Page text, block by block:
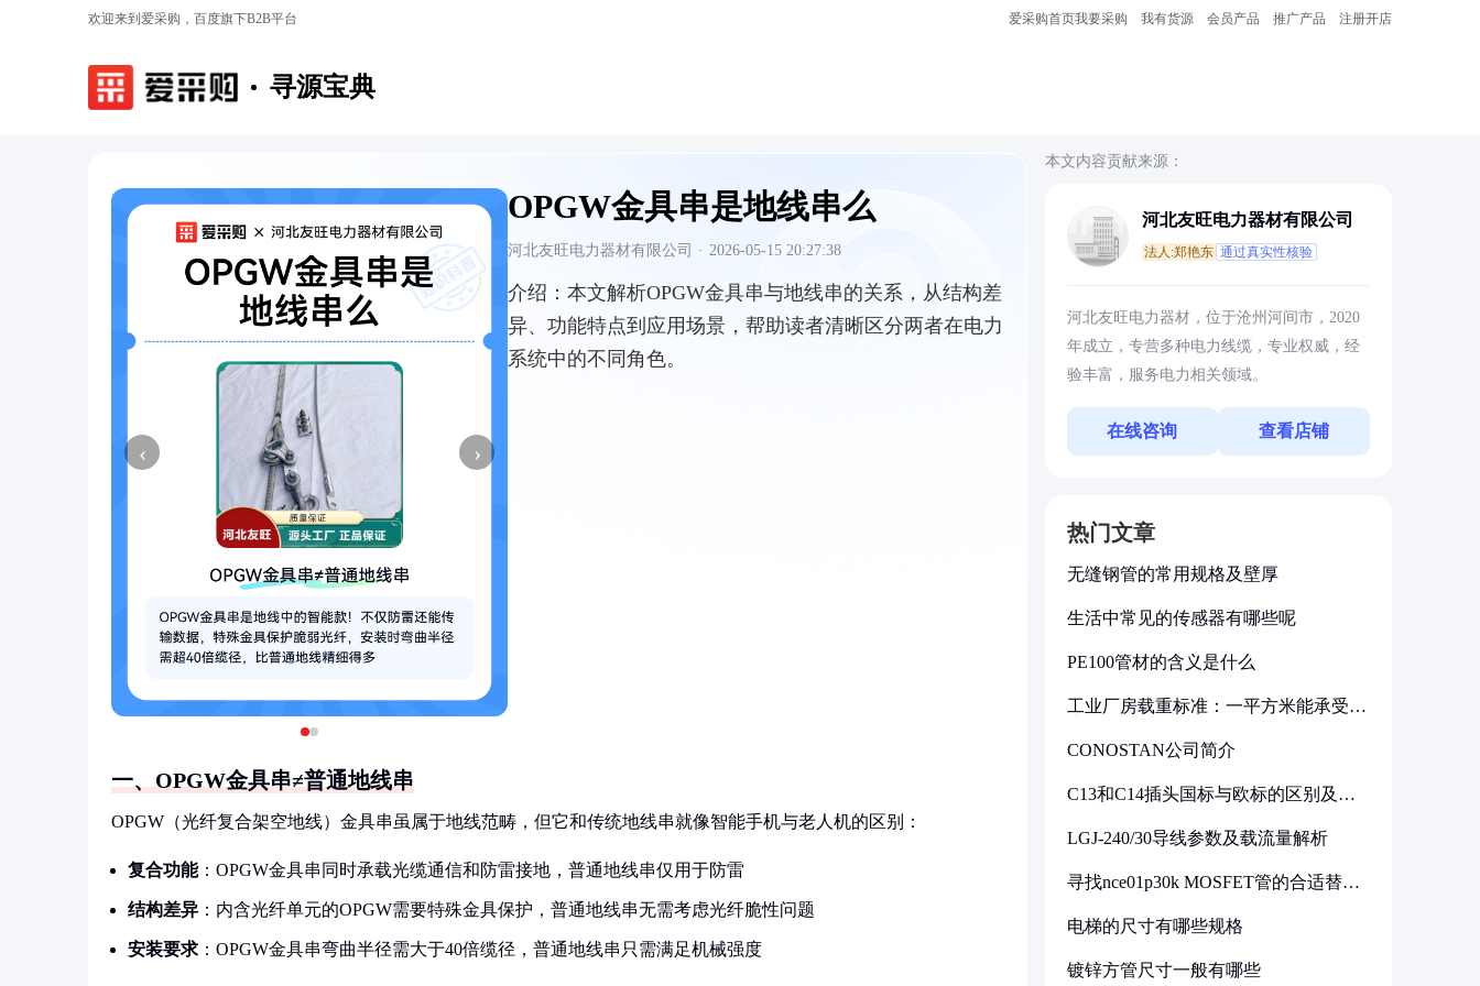
欢迎来到爱采购，百度旗下B2B平台 爱采购首页我要采购 我有货源 会员产品 推广产品 注册开店
寻源宝典
‹ ›
OPGW金具串是地线串么
河北友旺电力器材有限公司 · 2026-05-15 20:27:38
介绍： 本文解析OPGW金具串与地线串的关系，从结构差
异、功能特点到应用场景，帮助读者清晰区分两者在电力
系统中的不同角色。
一、OPGW金具串≠普通地线串
OPGW（光纤复合架空地线）金具串虽属于地线范畴，但它和传统地线串就像智能手机与老人机的区别：
复合功能：OPGW金具串同时承载光缆通信和防雷接地，普通地线串仅用于防雷
结构差异 ：内含光纤单元的OPGW需要特殊金具保护，普通地线串无需考虑光纤脆性问题
安装要求 ：OPGW金具串弯曲半径需大于40倍缆径，普通地线串只需满足机械强度
本文内容贡献来源：
河北友旺电力器材有限公司
法人:郑艳东 通过真实性核验
河北友旺电力器材，位于沧州河间市，2020
年成立，专营多种电力线缆，专业权威，经
验丰富，服务电力相关领域。
在线咨询 查看店铺
热门文章
无缝钢管的常用规格及壁厚
生活中常见的传感器有哪些呢
PE100管材的含义是什么
工业厂房载重标准：一平方米能承受多
CONOSTAN公司简介
C13和C14插头国标与欧标的区别及其
LGJ-240/30导线参数及载流量解析
寻找nce01p30k MOSFET管的合适替代
电梯的尺寸有哪些规格
镀锌方管尺寸一般有哪些